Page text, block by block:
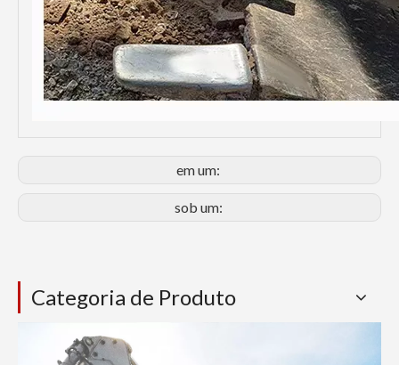
em um:
sob um:
Categoria de Produto